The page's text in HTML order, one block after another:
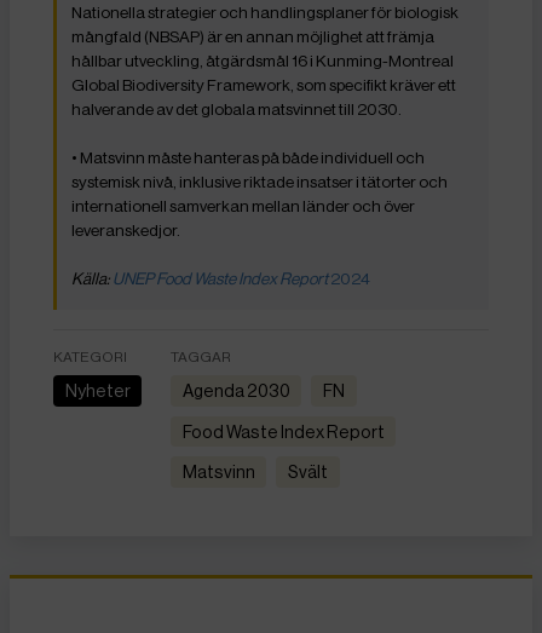
Nationella strategier och handlingsplaner för biologisk
mångfald (NBSAP) är en annan möjlighet att främja
hållbar utveckling, åtgärdsmål 16 i Kunming-Montreal
Global Biodiversity Framework, som specifikt kräver ett
halverande av det globala matsvinnet till 2030.
• Matsvinn måste hanteras på både individuell och
systemisk nivå, inklusive riktade insatser i tätorter och
internationell samverkan mellan länder och över
leveranskedjor.
Källa: UNEP Food Waste Index Report2024
KATEGORI
Nyheter
TAGGAR
Agenda 2030 FN
Food Waste Index Report
matsvinn Svält